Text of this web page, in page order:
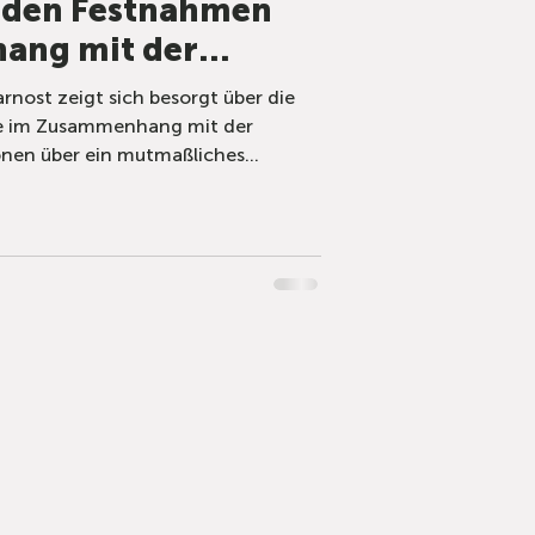
Festnahmen
mit der
Massengrabs im
zeigt sich besorgt über die
im Zusammenhang mit der
über ein mutmaßliches
Kosovo in Verbindung stehen